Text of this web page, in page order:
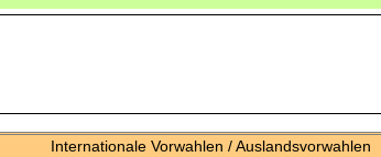
Internationale Vorwahlen / Auslandsvorwahlen